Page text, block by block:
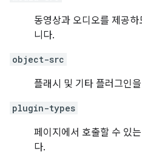
동영상과 오디오를 제공
니다.
object-src
플래시 및 기타 플러그인
plugin-types
페이지에서 호출할 수 있
다.